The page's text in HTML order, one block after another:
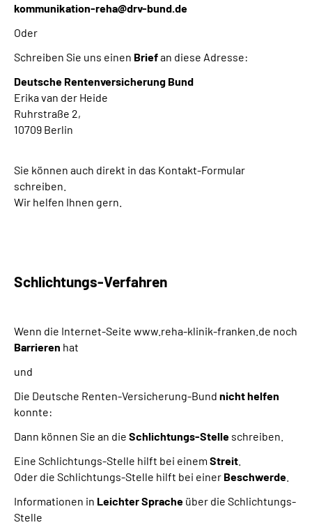
kommunikation-reha@drv-bund.de
Oder
Schreiben Sie uns einen Briefan diese Adresse:
Deutsche Rentenversicherung Bund
Erika van der Heide
Ruhrstraße 2,
10709 Berlin
Sie können auch direkt in das Kontakt-Formular
schreiben.
Wir helfen Ihnen gern.
Schlichtungs-Verfahren
Wenn die Internet-Seite www.reha-klinik-franken.de noch
Barrieren hat
und
Die Deutsche Renten-Versicherung-Bund nicht helfen
konnte:
Dann können Sie an die Schlichtungs-Stelle schreiben.
Eine Schlichtungs-Stelle hilft bei einem Streit
Oder die Schlichtungs-Stelle hilft bei einer Beschwerde
Informationen in Leichter Sprache über die Schlichtungs-
Stelle